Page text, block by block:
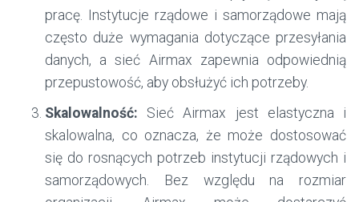
pracę. Instytucje rządowe i samorządowe mają
często duże wymagania dotyczące przesyłania
danych, a sieć Airmax zapewnia odpowiednią
przepustowość, aby obsłużyć ich potrzeby.
Skalowalność: Sieć Airmax jest elastyczna i
skalowalna, co oznacza, że może dostosować
się do rosnących potrzeb instytucji rządowych i
samorządowych. Bez względu na rozmiar